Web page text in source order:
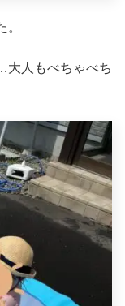
大人もべちゃべち